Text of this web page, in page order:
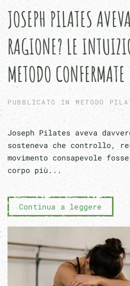
JOSEPH PILATES
RAGIONE? LE
METODO
PUBBLICATO IN METODO
Joseph Pilates aveva
sosteneva che controllo,
movimento consapevole
corpo più...
Continua a leggere